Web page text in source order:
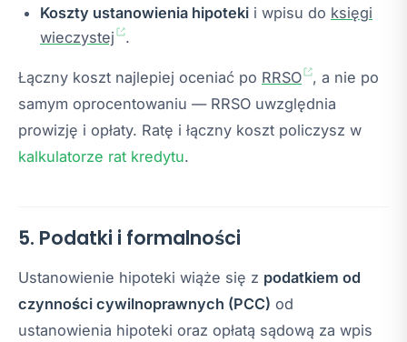
Koszty ustanowienia hipoteki i wpisu do księgi
wieczystej
.
Łączny koszt najlepiej oceniać po RRSO
, a nie po
samym oprocentowaniu — RRSO uwzględnia
prowizję i opłaty. Ratę i łączny koszt policzysz w
kalkulatorze rat kredytu.
5. Podatki i formalności
Ustanowienie hipoteki wiąże się z podatkiem od
czynności cywilnoprawnych (PCC) od
ustanowienia hipoteki oraz opłatą sądową za wpis